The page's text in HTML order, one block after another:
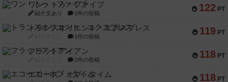
122 PT
ワン・トゥ・ファイブ
紹介文あり 1件の投稿
119 PT
トランスオリエント・エクスプレス
1件の投稿
118 PT
フラットアイアン
2件の投稿
118 PT
エコーズ・オブ・タイム